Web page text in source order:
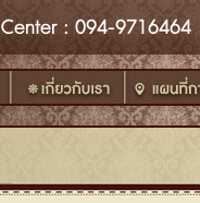
Center: 094-9716464